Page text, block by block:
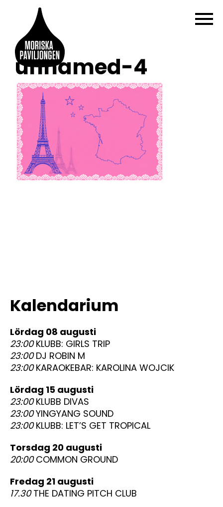
unnamed-4
Kalendarium
lördag 08 augusti
23:00KLUBB: GIRLS TRIP
23:00DJ ROBIN M
23:00KARAOKEBAR: KAROLINA WOJCIK
lördag 15 augusti
23:00KLUBB DIVAS
23:00YINGYANG SOUND
23:00KLUBB: LET’S GET TROPICAL
torsdag 20 augusti
20:00COMMON GROUND
fredag 21 augusti
17.30THE DATING PITCH CLUB